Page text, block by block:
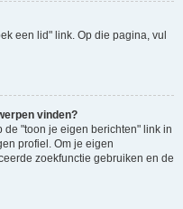
een lid" link. Op die pagina, vul
vinden?
"toon je eigen berichten" link in
profiel. Om je eigen
zoekfunctie gebruiken en de